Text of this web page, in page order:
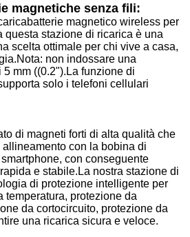
magnetiche senza fili:
magnetico wireless per
questa stazione di ricarica è una
scelta ottimale per chi vive a casa,
non indossare una
mm ((0.2").La funzione di
solo i telefoni cellulari
di magneti forti di alta qualità che
con la bobina di
con conseguente
e stabile.La nostra stazione di
di protezione intelligente per
temperatura, protezione da
da cortocircuito, protezione da
una ricarica sicura e veloce.